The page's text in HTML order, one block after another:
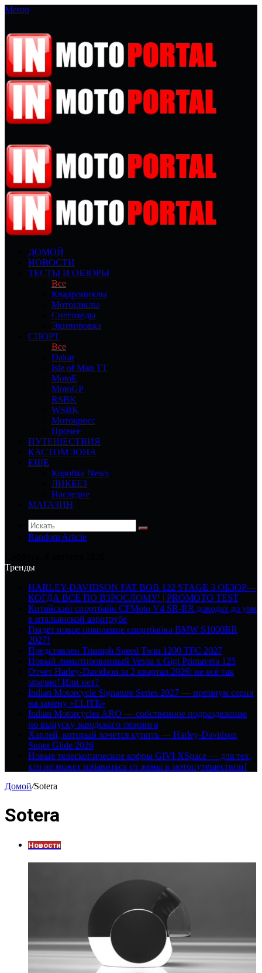
Меню
ДОМОЙ
НОВОСТИ
ТЕСТЫ И ОБЗОРЫ
Все
Квадроциклы
Мотоциклы
Снегоходы
Экипировка
СПОРТ
Все
Dakar
Isle of Man TT
MotoE
MotoGP
RSBK
WSBK
Мотокросс
Прочее
ПУТЕШЕСТВИЯ
КАСТОМ ЗОНА
ЕЩЕ
Коробка News
ЛИКБЕЗ
Наследие
МАГАЗИН
Random Article
Тренды
HARLEY-DAVIDSON FAT BOB 122 STAGE 3 ОБЗОР—
КОГДА ВСЕ ПО ВЗРОСЛОМУ! | PROMOTO TEST
Китайский спортбайк CFMoto V4 SR-RR доводят до ума
в итальянской аэротрубе
Грядет новое поколение спортбайка BMW S1000RR
2027!
Представлен Triumph Speed Twin 1200 TFC 2027
Новый лимитированный Vespa x Gigi Primavera 125
Отчёт Harley-Davidson за 2 квартал 2026: не всё так
мрачно! Или нет?
Indian Motorcycle Signature Series 2027 — премиум серия
на замену «ELITE»
Indian Motorcycles ARO — собственное подразделение
по выпуску заводского тюнинга
Харлей, который хочется купить — Harley-Davidson
Super Glide 2026
Новые телескопические кофры GIVI XSpace — для тех,
кто не может избавиться от жены в мотопутешествии!
Домой/Sotera
Sotera
Новости